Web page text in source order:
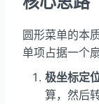
圆形菜单的本
单项占据一个
极坐标定
算，然后